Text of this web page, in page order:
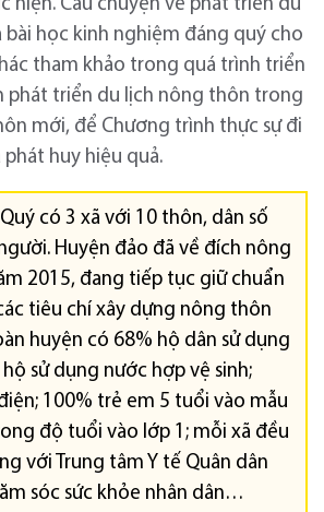
hiện. Câu chuyện về phát triển du
bài học kinh nghiệm đáng quý cho
tham khảo trong quá trình triển
phát triển du lịch nông thôn trong
mới, để Chương trình thực sự đi
huy hiệu quả.
có 3 xã với 10 thôn, dân số
Huyện đảo đã về đích nông
2015, đang tiếp tục giữ chuẩn
tiêu chí xây dựng nông thôn
huyện có 68% hộ dân sử dụng
sử dụng nước hợp vệ sinh;
100% trẻ em 5 tuổi vào mẫu
độ tuổi vào lớp 1; mỗi xã đều
với Trung tâm Y tế Quân dân
sóc sức khỏe nhân dân…